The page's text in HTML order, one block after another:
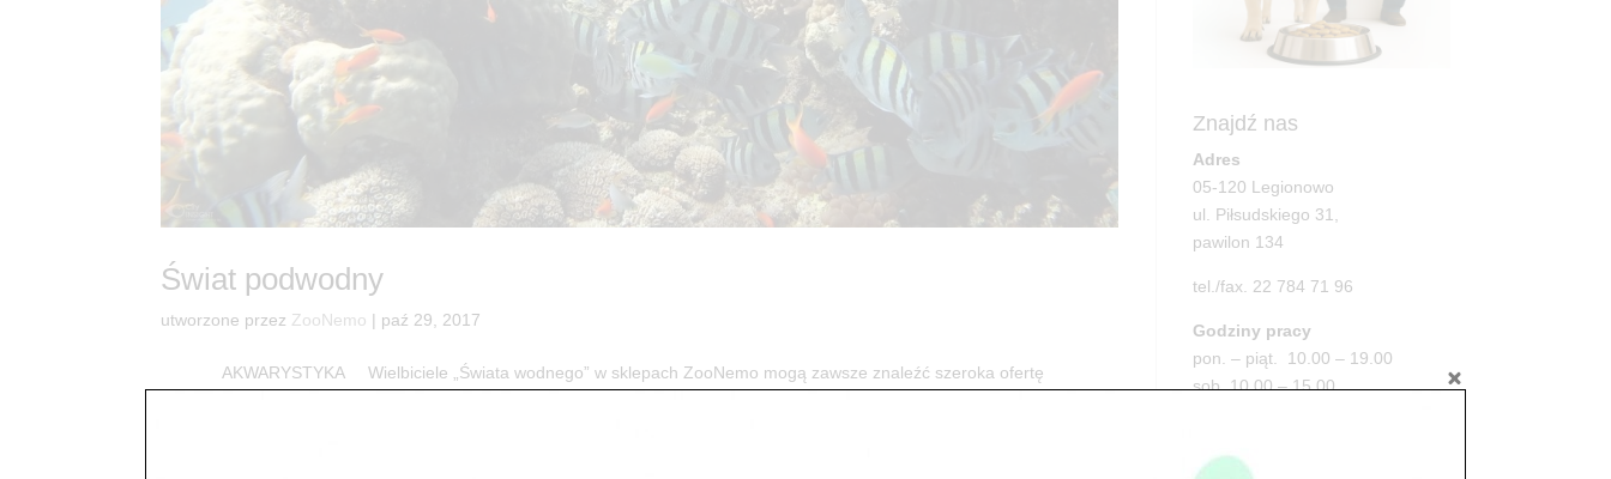
Świat podwodny
utworzone przez ZooNemo | paź 29, 2017
AKWARYSTYKA Wielbiciele „Świata wodnego” w sklepach ZooNemo mogą zawsze znaleźć szeroka ofertę
Znajdź nas
Adres
05-120 Legionowo
ul. Piłsudskiego 31,
pawilon 134
tel./fax. 22 784 71 96
Godziny pracy
pon. – piąt. 10.00 – 19.00
sob. 10.00 – 15.00
Adres